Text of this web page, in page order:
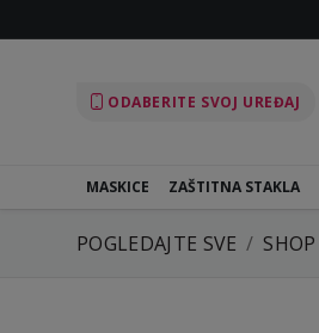
ODABERITE SVOJ UREĐAJ
MASKICE ZAŠTITNA STAKLA
POGLEDAJTE SVE SHOP